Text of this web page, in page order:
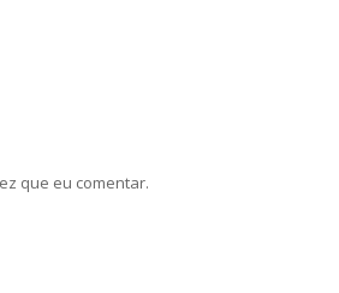
que eu comentar.